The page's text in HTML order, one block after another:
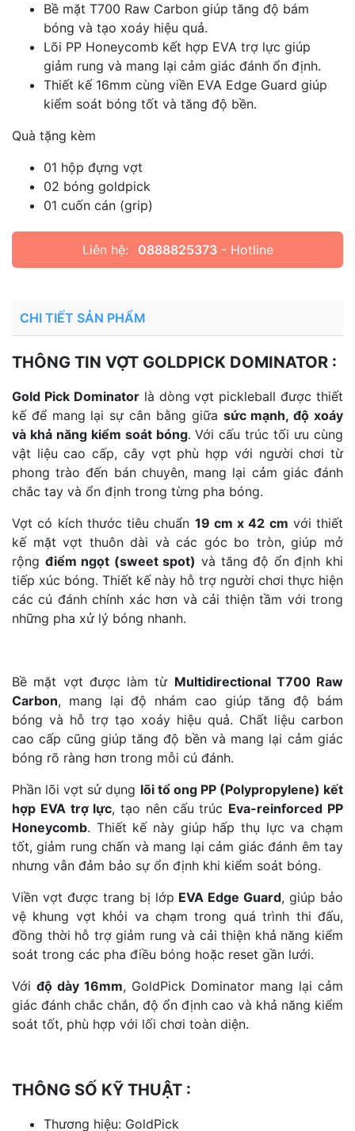
Bề mặt T700 Raw Carbon giúp tăng độ bám
bóng và tạo xoáy hiệu quả.
Lõi PP Honeycomb kết hợp EVA trợ lực giúp
giảm rung và mang lại cảm giác đánh ổn định.
Thiết kế 16mm cùng viền EVA Edge Guard giúp
kiểm soát bóng tốt và tăng độ bền.
Quà tặng kèm
01 hộp đựng vợt
02 bóng goldpick
01 cuốn cán (grip)
Liên hệ: 0888825373- Hotline
CHI TIẾT SẢN PHẨM
THÔNG TIN VỢT GOLDPICK DOMINATOR :
Gold Pick Dominatorlà dòng vợt pickleball được thiết
kế để mang lại sự cân bằng giữa sức mạnh, độ xoáy
và khả năng kiểm soát bóng. Với cấu trúc tối ưu cùng
vật liệu cao cấp, cây vợt phù hợp với người chơi từ
phong trào đến bán chuyên, mang lại cảm giác đánh
chắc tay và ổn định trong từng pha bóng.
Vợt có kích thước tiêu chuẩn 19 cm x 42 cm với thiết
kế mặt vợt thuôn dài và các góc bo tròn, giúp mở
rộng điểm ngọt (sweet spot) và tăng độ ổn định khi
tiếp xúc bóng. Thiết kế này hỗ trợ người chơi thực hiện
các cú đánh chính xác hơn và cải thiện tầm với trong
những pha xử lý bóng nhanh.
Bề mặt vợt được làm từ Multidirectional T700 Raw
Carbon, mang lại độ nhám cao giúp tăng độ bám
bóng và hỗ trợ tạo xoáy hiệu quả. Chất liệu carbon
cao cấp cũng giúp tăng độ bền và mang lại cảm giác
bóng rõ ràng hơn trong mỗi cú đánh.
Phần lõi vợt sử dụng lõi tổ ong PP (Polypropylene) kết
hợp EVA trợ lực, tạo nên cấu trúc Eva-reinforced PP
Honeycomb. Thiết kế này giúp hấp thụ lực va chạm
tốt, giảm rung chấn và mang lại cảm giác đánh êm tay
nhưng vẫn đảm bảo sự ổn định khi kiểm soát bóng.
Viền vợt được trang bị lớp EVA Edge Guard, giúp bảo
vệ khung vợt khỏi va chạm trong quá trình thi đấu,
đồng thời hỗ trợ giảm rung và cải thiện khả năng kiểm
soát trong các pha điều bóng hoặc reset gần lưới.
Với độ dày 16mm, GoldPick Dominator mang lại cảm
giác đánh chắc chắn, độ ổn định cao và khả năng kiểm
soát tốt, phù hợp với lối chơi toàn diện.
THÔNG SỐ KỸ THUẬT :
Thương hiệu: GoldPick